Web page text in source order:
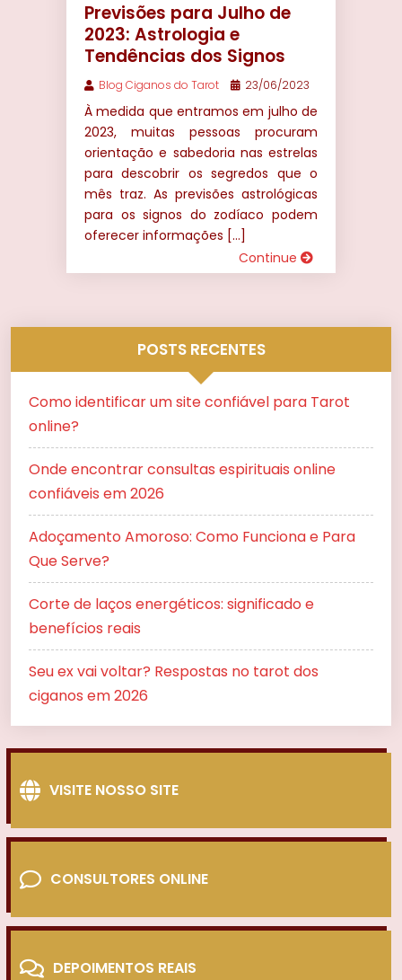
Previsões para Julho de
2023: Astrologia e
Tendências dos Signos
Blog Ciganos do Tarot 23/06/2023
À medida que entramos em julho de
2023, muitas pessoas procuram
orientação e sabedoria nas estrelas
para descobrir os segredos que o
mês traz. As previsões astrológicas
para os signos do zodíaco podem
oferecer informações […]
Continue
POSTS RECENTES
Como identificar um site confiável para Tarot
online?
Onde encontrar consultas espirituais online
confiáveis em 2026
Adoçamento Amoroso: Como Funciona e Para
Que Serve?
Corte de laços energéticos: significado e
benefícios reais
Seu ex vai voltar? Respostas no tarot dos
ciganos em 2026
VISITE NOSSO SITE
CONSULTORES ONLINE
DEPOIMENTOS REAIS